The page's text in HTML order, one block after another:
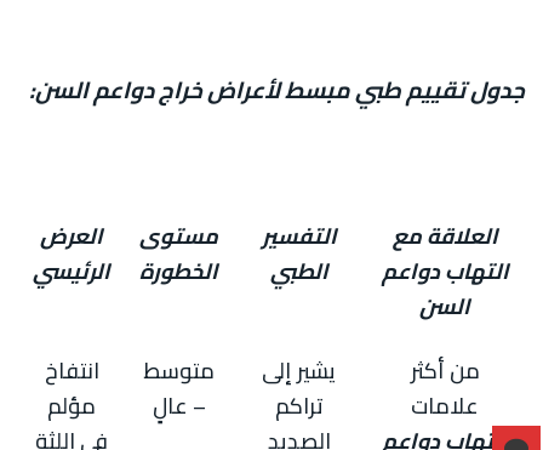
جدول تقييم طبي مبسط لأعراض خراج دواعم السن:
العلاقة مع
التهاب دواعم
السن
التفسير
الطبي
مستوى
الخطورة
العرض
الرئيسي
من أكثر
علامات
التهاب دواعم
يشير إلى
تراكم
الصديد
متوسط
– عالٍ
انتفاخ
مؤلم
في اللثة